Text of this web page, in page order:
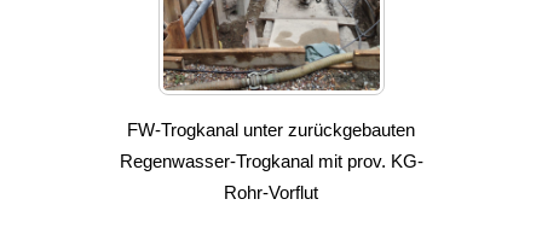
FW-Trogkanal unter zurückgebauten
Regenwasser-Trogkanal mit prov. KG-
Rohr-Vorflut